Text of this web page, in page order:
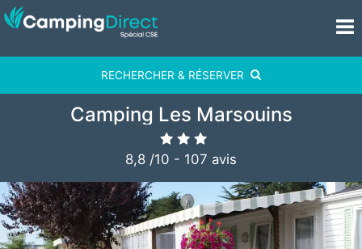
RECHERCHER & RÉSERVER
Camping Les Marsouins
8,8 /10 - 107 avis